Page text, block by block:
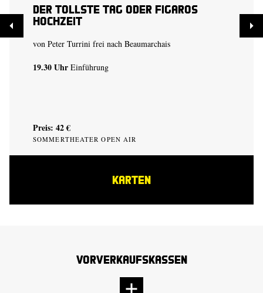
Der tollste Tag oder Figaros
Hochzeit
von Peter Turrini frei nach Beaumarchais
19.30 Uhr Einführung
Preis: 42 €
SOMMERTHEATER OPEN AIR
KARTEN
Vorverkaufskassen